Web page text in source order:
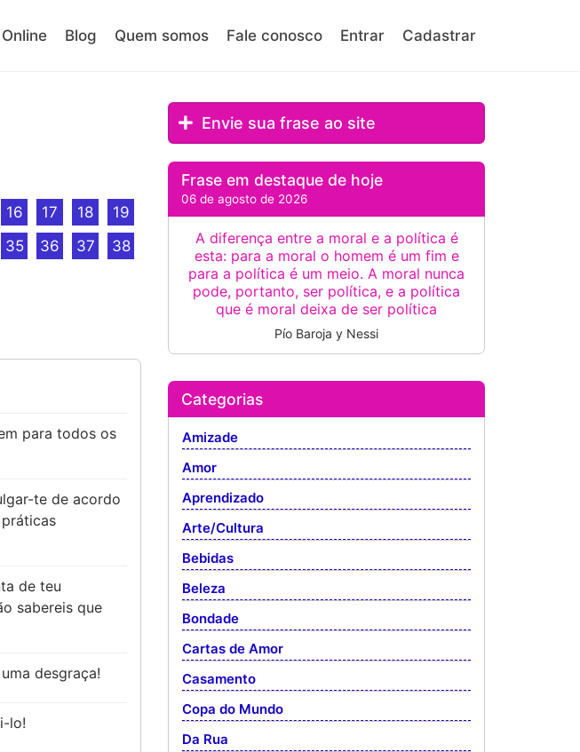
Blog Quem somos Fale conosco Entrar Cadastrar
16 17 18
19
35 36 37
38
para todos os
te de acordo
de teu
sabereis que
desgraça!
lo!
Envie sua frase ao site
Frase em destaque de hoje
06 de agosto de 2026
A diferença entre a moral e a política é
esta: para a moral o homem é um fim e
para a política é um meio. A moral nunca
pode, portanto, ser política, e a política
que é moral deixa de ser política
Pío Baroja y Nessi
Categorias
Amizade
Amor
Aprendizado
Arte/Cultura
Bebidas
Beleza
Bondade
Cartas de Amor
Casamento
Copa do Mundo
Da Rua